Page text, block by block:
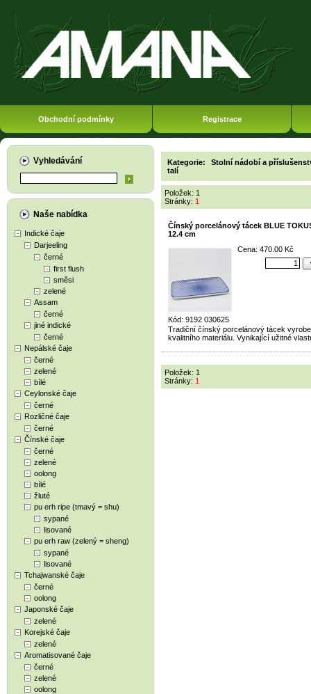
Obchodní podmínky Registrace
Vyhledávání
Naše nabídka
Indické čaje
Darjeeling
černé
first flush
směsi
zelené
Assam
černé
jiné indické
černé
Nepálské čaje
černé
zelené
bílé
Ceylonské čaje
černé
Rozličné čaje
černé
Čínské čaje
černé
zelené
oolong
bílé
žluté
pu erh ripe (tmavý = shu)
sypané
lisované
pu erh raw (zelený = sheng)
sypané
lisované
Tchajwanské čaje
černé
oolong
Japonské čaje
zelené
Korejské čaje
zelené
Aromatisované čaje
černé
zelené
oolong
Kategorie:
Stolní nádobí a
talí
Položek: 1
Stránky: 1
Čínský porcelánový tácek BLUE
12.4 cm
Kód: 9192 030625
Cena: 470.00 Kč
Tradiční čínský porcelánový tácek
kvalitního materiálu. Vynikající užitné
Položek: 1
Stránky: 1